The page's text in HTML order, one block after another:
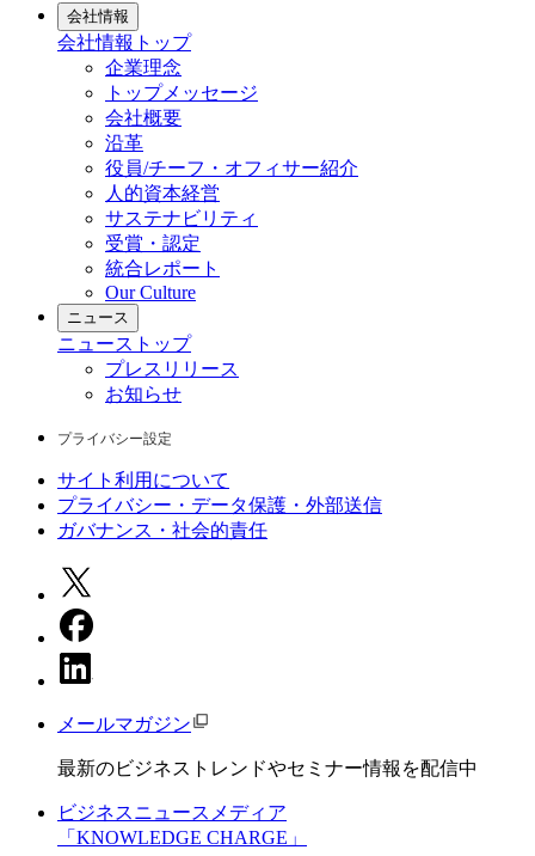
会社情報
会社情報 トップ
企業理念
トップメッセージ
会社概要
沿革
役員/チーフ・オフィサー紹介
人的資本経営
サステナビリティ
受賞・認定
統合レポート
Our Culture
ニュース
ニュース トップ
プレスリリース
お知らせ
プライバシー設定
サイト利用について
プライバシー・データ保護・外部送信
ガバナンス・社会的責任
メールマガジン
最新のビジネストレンドやセミナー情報を配信中
ビジネスニュースメディア
「KNOWLEDGE CHARGE」